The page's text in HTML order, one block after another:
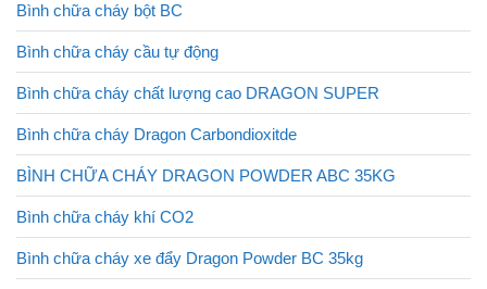
Bình chữa cháy bột BC
Bình chữa cháy cầu tự động
Bình chữa cháy chất lượng cao DRAGON SUPER
Bình chữa cháy Dragon Carbondioxitde
BÌNH CHỮA CHÁY DRAGON POWDER ABC 35KG
Bình chữa cháy khí CO2
Bình chữa cháy xe đẩy Dragon Powder BC 35kg